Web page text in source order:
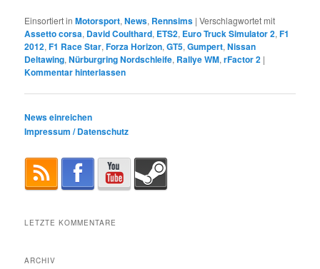
Einsortiert in Motorsport,News, Rennsims |Verschlagwortet mit
Assetto corsa, David Coulthard, ETS2, Euro Truck Simulator 2,F1
2012,F1 Race Star,Forza Horizon,GT5,Gumpert,Nissan
Deltawing,Nürburgring Nordschleife, Rallye WM,rFactor 2 |
Kommentar hinterlassen
News einreichen
Impressum / Datenschutz
LETZTE KOMMENTARE
ARCHIV